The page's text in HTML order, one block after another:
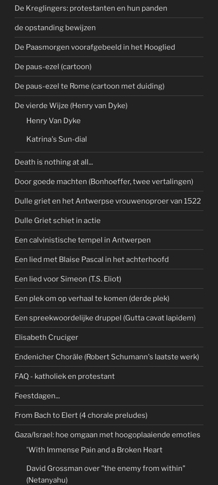
De Kreglingers: protestanten en hun panden
de opstanding bewijzen
De Paasmorgen voorafgebeeld in het Hooglied
De paus-ezel (cartoon)
De paus-ezel te Rome (cartoon met duiding)
De vierde Wijze (Henry van Dyke)
Henry Van Dyke
Katrina's Sun-dial
Death is nothing at all...
Door goede machten (Bonhoeffer, twee vertalingen)
Dulle griet en het Antwerpse vrouwenoproer van 1522
Dulle Griet schiet in actie
Een calvinistische tempel in Antwerpen
Een lied met Blaise Pascal in het achterhoofd
Een lied voor Simeon (T.S. Eliot)
Een plek om op verhaal te komen (derde plek)
Een spreekwoordelijke druppel (Gutta cavat lapidem)
Elisabeth Cruciger
Endenicher Choräle (Robert Schumann's laatste werk)
FAQ - katholiek en protestant
Feestdagen...
From Bach to Elert (4 chorale preludes)
Gaza/Israel: hoe omgaan met hoogoplaaiende emoties
'With Immense Pain and a Broken Heart
David Grossman over "the enemy from within"
(Netanyahu)